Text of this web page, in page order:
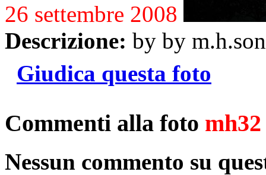
26 settembre 2008
Descrizione: by by m.h.son
Giudica questa foto
Commenti alla foto mh32
Nessun commento su